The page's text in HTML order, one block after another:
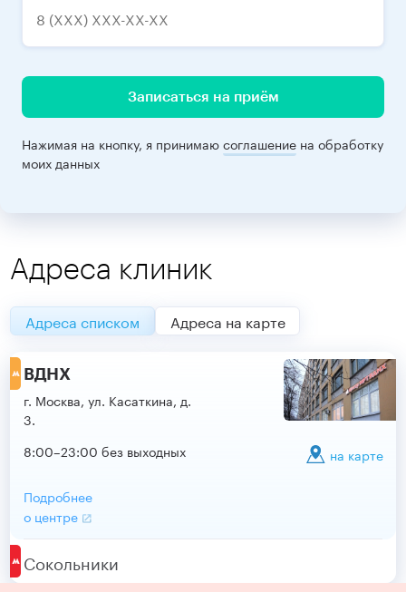
Записаться на приём
Нажимая на кнопку, я принимаюсоглашение на обработку
моих данных
Адреса клиник
Адреса списком Адреса на карте
ВДНХ
г. Москва, ул. Касаткина, д.
3.
на карте
8:00–23:00 без выходных
Подробнее
о центре
Сокольники